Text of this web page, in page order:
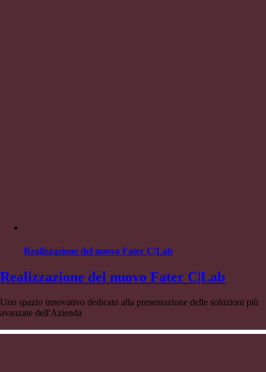
Realizzazione del nuovo Fater C|Lab
Realizzazione del nuovo Fater C|Lab
Uno spazio innovativo dedicato alla presentazione delle soluzioni più
avanzate dell'Azienda